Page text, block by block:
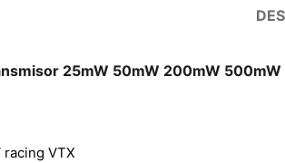
25mW 50mW 200mW
VTX